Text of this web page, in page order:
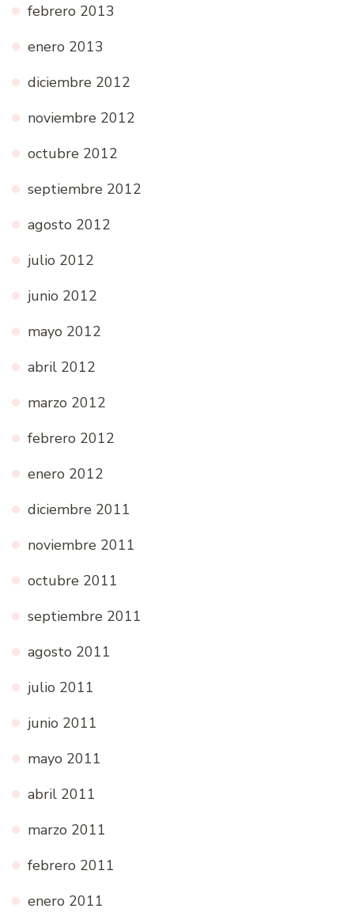
febrero 2013
enero 2013
diciembre 2012
noviembre 2012
octubre 2012
septiembre 2012
agosto 2012
julio 2012
junio 2012
mayo 2012
abril 2012
marzo 2012
febrero 2012
enero 2012
diciembre 2011
noviembre 2011
octubre 2011
septiembre 2011
agosto 2011
julio 2011
junio 2011
mayo 2011
abril 2011
marzo 2011
febrero 2011
enero 2011